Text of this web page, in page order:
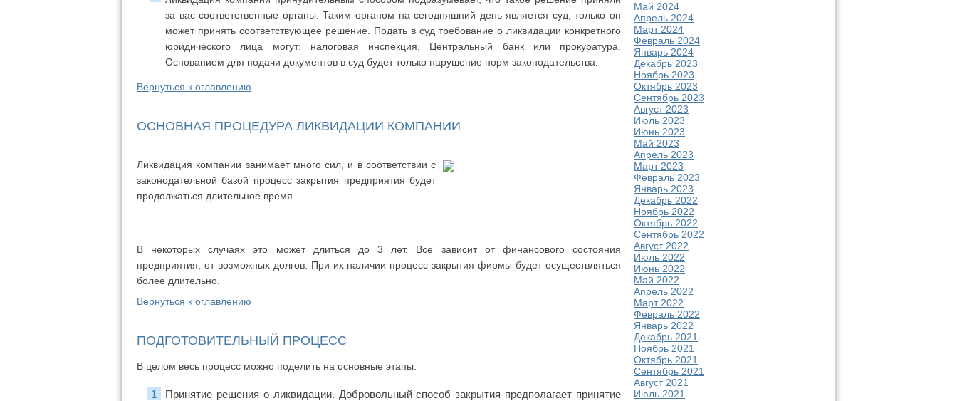
за вас соответственные органы. Таким органом на сегодняшний день является суд, только он
может принять соответствующее решение. Подать в суд требование о ликвидации конкретного
юридического лица могут: налоговая инспекция, Центральный банк или прокуратура.
Основанием для подачи документов в суд будет только нарушение норм законодательства.
Вернуться к оглавлению
ОСНОВНАЯ ПРОЦЕДУРА ЛИКВИДАЦИИ КОМПАНИИ
Ликвидация компании занимает много сил, и в соответствии с
законодательной базой процесс закрытия предприятия будет
продолжаться длительное время.
В некоторых случаях это может длиться до 3 лет. Все зависит от финансового состояния
предприятия, от возможных долгов. При их наличии процесс закрытия фирмы будет осуществляться
более длительно.
Вернуться к оглавлению
ПОДГОТОВИТЕЛЬНЫЙ ПРОЦЕСС
В целом весь процесс можно поделить на основные этапы:
Принятие решения о ликвидации. Добровольный способ закрытия предполагает принятие
Май 2024
Апрель 2024
Март 2024
Февраль 2024
Январь 2024
Декабрь 2023
Ноябрь 2023
Октябрь 2023
Сентябрь 2023
Август 2023
Июль 2023
Июнь 2023
Май 2023
Апрель 2023
Март 2023
Февраль 2023
Январь 2023
Декабрь 2022
Ноябрь 2022
Октябрь 2022
Сентябрь 2022
Август 2022
Июль 2022
Июнь 2022
Май 2022
Апрель 2022
Март 2022
Февраль 2022
Январь 2022
Декабрь 2021
Ноябрь 2021
Октябрь 2021
Сентябрь 2021
Август 2021
Июль 2021